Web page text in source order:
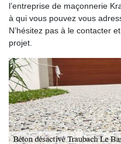
l’entreprise de maçonnerie
à qui vous pouvez vous
N’hésitez pas à le contacter
projet.